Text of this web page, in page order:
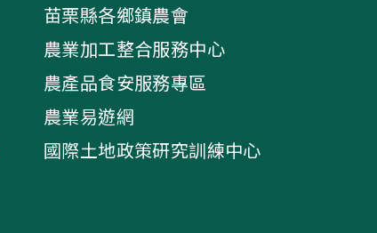
苗栗縣各鄉鎮農會
農業加工整合服務中心
農產品食安服務專區
農業易遊網
國際土地政策研究訓練中心